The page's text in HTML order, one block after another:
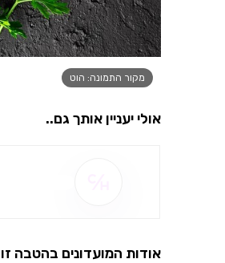
מקור התמונה: הוט
אולי יעניין אותך גם..
אודות המועדונים בהטבה זו